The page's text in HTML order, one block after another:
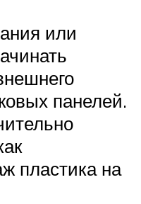
или
панелей.
пластика на